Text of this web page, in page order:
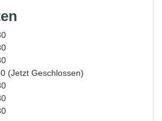
(Jetzt Geschlossen)